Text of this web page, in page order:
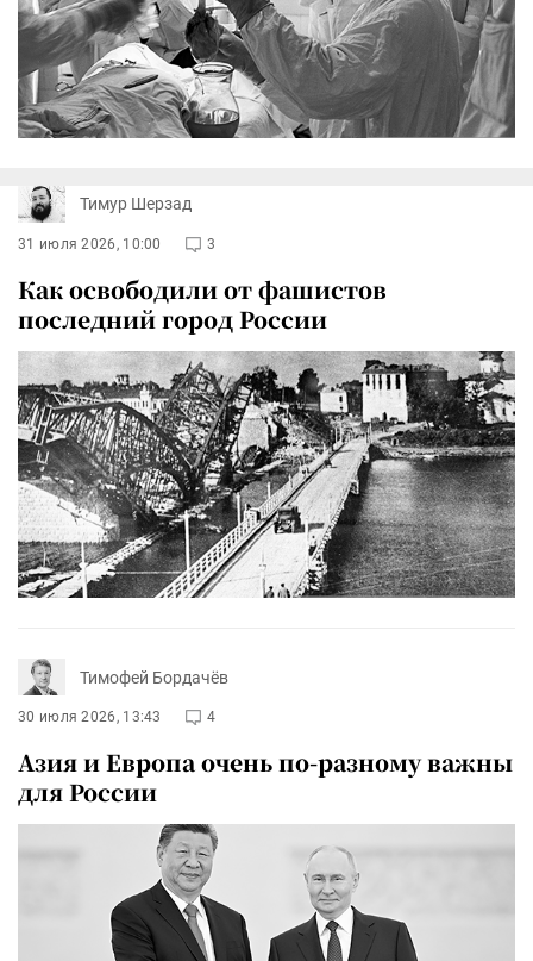
Тимур Шерзад
31 июля 2026, 10:00 3
Как освободили от фашистов
последний город России
Тимофей Бордачёв
30 июля 2026, 13:43 4
Азия и Европа очень по-разному важны
для России